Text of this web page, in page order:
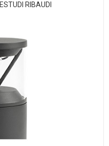
ESTUDI RIBAUDI